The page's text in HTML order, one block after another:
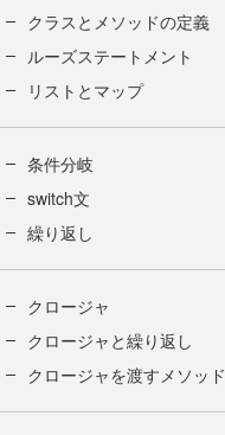
クラスとメソッドの定義
ルーズステートメント
リストとマップ
条件分岐
switch文
繰り返し
クロージャ
クロージャと繰り返し
クロージャを渡すメソッド